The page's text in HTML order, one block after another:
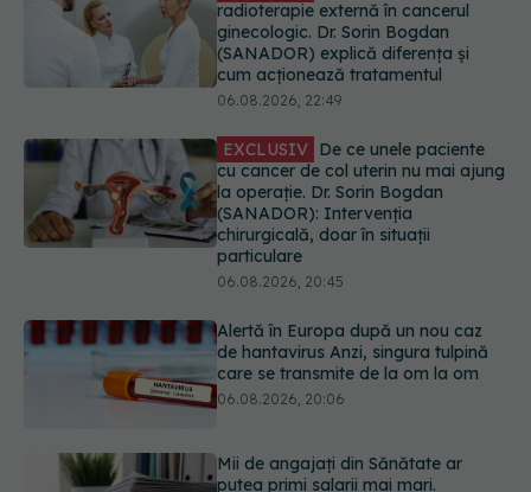
EXCLUSIV De ce unele paciente
cu cancer de col uterin nu mai ajung
la operație. Dr. Sorin Bogdan
(SANADOR): Intervenția
chirurgicală, doar în situații
particulare
06.08.2026, 20:45
Alertă în Europa după un nou caz
de hantavirus Anzi, singura tulpină
care se transmite de la om la om
06.08.2026, 20:06
Mii de angajați din Sănătate ar
putea primi salarii mai mari.
Sindicatele cer schimbarea legii
06.08.2026, 19:26
EXCLUSIV Cancerele ginecologice